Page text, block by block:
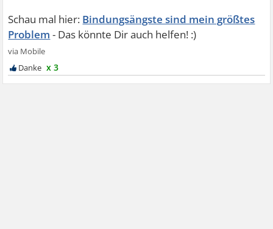
Bindungsängste sind mein größtes
Problem
x 3